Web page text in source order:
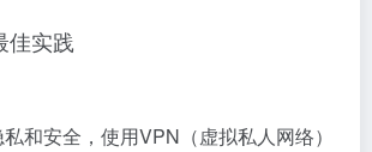
佳实践
和安全，使用VPN（虚拟私人网络）